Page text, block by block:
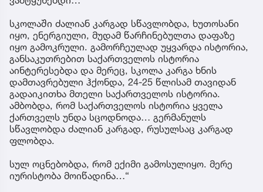
სკოლაში ძალიან კარგად სწავლობდა, ხუთოსანი
იყო, ენერგიული, მუდამ წარჩინებულთა დაფაზე
იყო გამოკრული. გამორჩეულად უყვარდა ისტორია,
განსაკუთრებით საქართველოს ისტორია
აინტერესებდა და მერეც, სკოლა კარგა ხნის
დამთავრებული ჰქონდა, 24-25 წლისამ თავიდან
გადაიკითხა მთელი საქართველოს ისტორია.
ამბობდა, რომ საქართველოს ისტორია ყველა
ქართველს უნდა სცოდნოდა… გერმანულს
სწავლობდა ძალიან კარგად, რუსულსაც კარგად
ფლობდა.
სულ ოცნებობდა, რომ ექიმი გამოსულიყო. მერე
იურისტობა მოიწადინა…“